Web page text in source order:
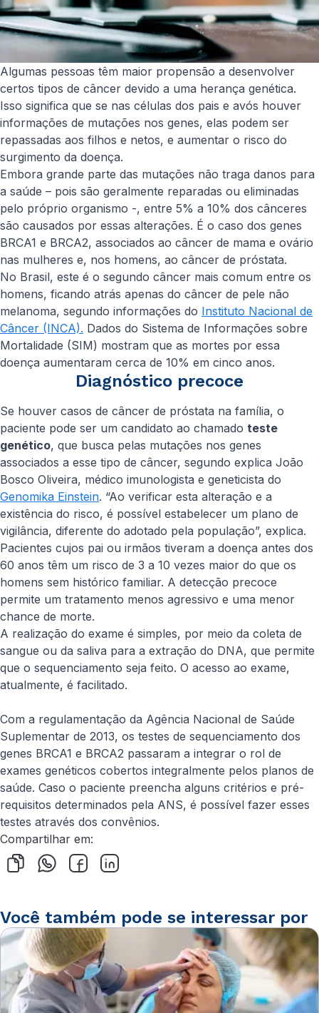
Algumas pessoas têm maior propensão a desenvolver
certos tipos de câncer devido a uma herança genética.
Isso significa que se nas células dos pais e avós houver
informações de mutações nos genes, elas podem ser
repassadas aos filhos e netos, e aumentar o risco do
surgimento da doença.
Embora grande parte das mutações não traga danos para
a saúde – pois são geralmente reparadas ou eliminadas
pelo próprio organismo -, entre 5% a 10% dos cânceres
são causados por essas alterações. É o caso dos genes
BRCA1 e BRCA2, associados ao câncer de mama e ovário
nas mulheres e, nos homens, ao câncer de próstata.
No Brasil, este é o segundo câncer mais comum entre os
homens, ficando atrás apenas do câncer de pele não
melanoma, segundo informações do Instituto Nacional de
Câncer (INCA). Dados do Sistema de Informações sobre
Mortalidade (SIM) mostram que as mortes por essa
doença aumentaram cerca de 10% em cinco anos.
Diagnóstico precoce
Se houver casos de câncer de próstata na família, o
paciente pode ser um candidato ao chamado teste
genético, que busca pelas mutações nos genes
associados a esse tipo de câncer, segundo explica João
Bosco Oliveira, médico imunologista e geneticista do
Genomika Einstein. “Ao verificar esta alteração e a
existência do risco, é possível estabelecer um plano de
vigilância, diferente do adotado pela população”, explica.
Pacientes cujos pai ou irmãos tiveram a doença antes dos
60 anos têm um risco de 3 a 10 vezes maior do que os
homens sem histórico familiar. A detecção precoce
permite um tratamento menos agressivo e uma menor
chance de morte.
A realização do exame é simples, por meio da coleta de
sangue ou da saliva para a extração do DNA, que permite
que o sequenciamento seja feito. O acesso ao exame,
atualmente, é facilitado.
Com a regulamentação da Agência Nacional de Saúde
Suplementar de 2013, os testes de sequenciamento dos
genes BRCA1 e BRCA2 passaram a integrar o rol de
exames genéticos cobertos integralmente pelos planos de
saúde. Caso o paciente preencha alguns critérios e pré-
requisitos determinados pela ANS, é possível fazer esses
testes através dos convênios.
Compartilhar em:
Você também pode se interessar por